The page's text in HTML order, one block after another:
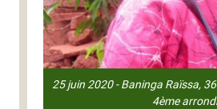
25 juin 2020 - Baninga Raïssa,
4ème